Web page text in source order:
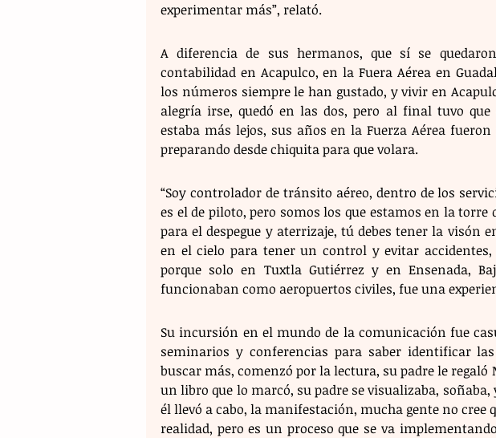
experimentar más”, relató.
A diferencia de sus hermanos, que sí se
contabilidad en Acapulco, en la Fuera Aérea en
los números siempre le han gustado, y vivir en
alegría irse, quedó en las dos, pero al final tuvo que
estaba más lejos, sus años en la Fuerza Aérea
preparando desde chiquita para que volara.
“Soy controlador de tránsito aéreo, dentro de los
es el de piloto, pero somos los que estamos en la
para el despegue y aterrizaje, tú debes tener la visón
en el cielo para tener un control y evitar
porque solo en Tuxtla Gutiérrez y en Ensenada,
funcionaban como aeropuertos civiles, fue una
Su incursión en el mundo de la comunicación fue
seminarios y conferencias para saber identificar
buscar más, comenzó por la lectura, su padre le regaló
un libro que lo marcó, su padre se visualizaba, soñaba,
él llevó a cabo, la manifestación, mucha gente no cree
realidad, pero es un proceso que se va